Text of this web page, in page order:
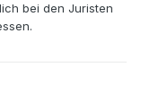
bei den Juristen